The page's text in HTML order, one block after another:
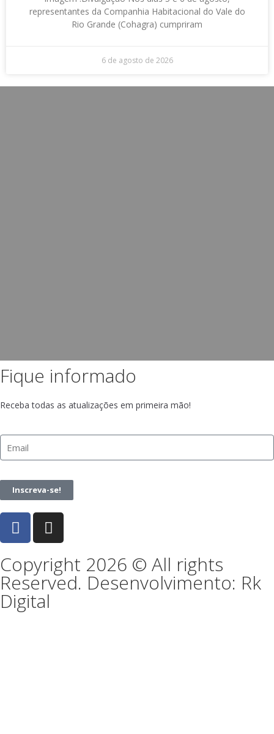
representantes da Companhia Habitacional do Vale do
Rio Grande (Cohagra) cumpriram
6 de agosto de 2026
Fique informado
Receba todas as atualizações em primeira mão!
Inscreva-se!
Copyright 2026 © All rights
Reserved. Desenvolvimento: Rk
Digital